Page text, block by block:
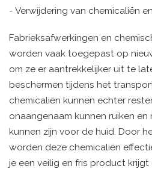
- Verwijdering van chemicaliën
Fabrieksafwerkingen en
worden vaak toegepast op
om ze er aantrekkelijker uit te
beschermen tijdens het
chemicaliën kunnen echter
onaangenaam kunnen ruiken en
kunnen zijn voor de huid. Door
worden deze chemicaliën
je een veilig en fris product